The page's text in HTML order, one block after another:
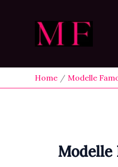
Home Modelle
Modelle